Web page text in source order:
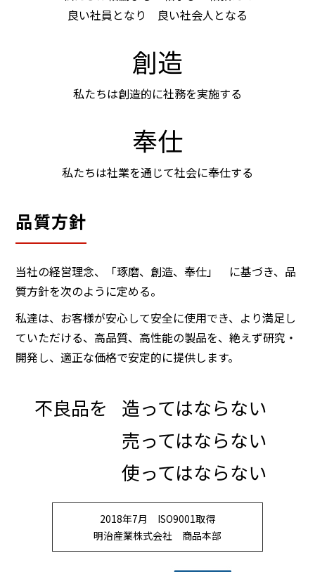
良い社員となり 良い社会人となる
創造
私たちは創造的に社務を実施する
奉仕
私たちは社業を通じて社会に奉仕する
品質方針
当社の経営理念、「琢磨、創造、奉仕」 に基づき、品
質方針を次のように定める。
私達は、お客様が安心して安全に使用でき、より満足し
ていただける、高品質、高性能の製品を、絶えず研究・
開発し、適正な価格で安定的に提供します。
不良品を
造ってはならない
売ってはならない
使ってはならない
2018年7月 ISO9001取得
明治産業株式会社 商品本部